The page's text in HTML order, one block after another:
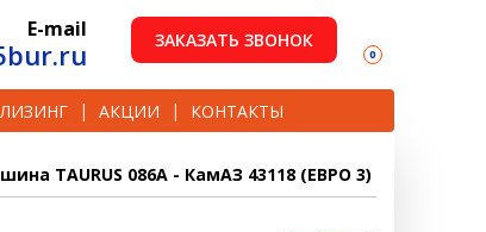
E-mail ЗАКАЗАТЬ ЗВОНОК
0
ЛИЗИНГ АКЦИИ КОНТАКТЫ
TAURUS 086А - КамАЗ 43118 (ЕВРО 3)